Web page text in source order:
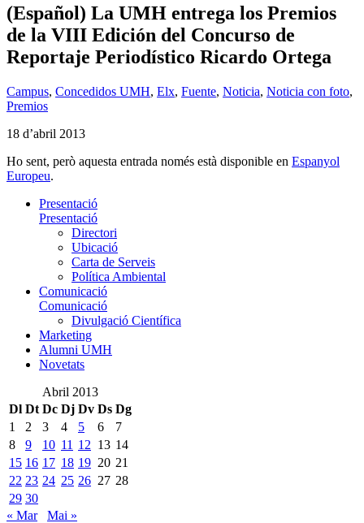
(Español) La UMH entrega los Premios
de la VIII Edición del Concurso de
Reportaje Periodístico Ricardo Ortega
Campus, Concedidos UMH, Elx, Fuente, Noticia, Noticia con foto,
Premios
18 d’abril 2013
Ho sent, però aquesta entrada només està disponible en Espanyol
Europeu.
Presentació
Presentació
Directori
Ubicació
Carta de Serveis
Política Ambiental
Comunicació
Comunicació
Divulgació Científica
Marketing
Alumni UMH
Novetats
Abril 2013
Dl Dt Dc Dj Dv Ds Dg
1
2 3 4 5 6
7
8
9 10 11 12 13 14
15 16 17 18 19 20 21
22 23 24 25 26 27 28
29 30
« Mar
Mai »